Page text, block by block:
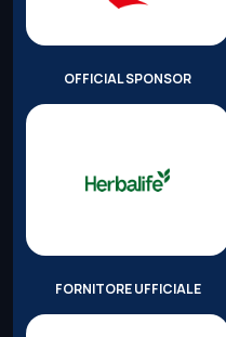
OFFICIAL SPONSOR
FORNITORE UFFICIALE